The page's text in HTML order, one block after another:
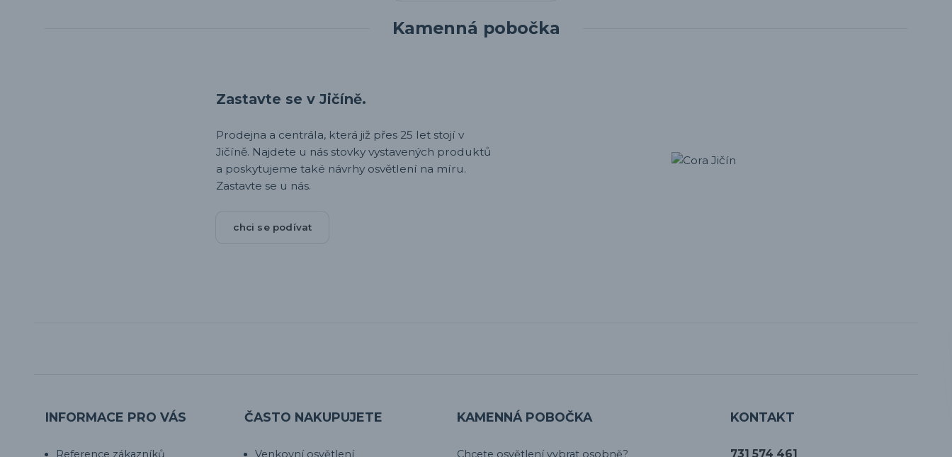
Kamenná pobočka
Zastavte se v Jičíně.
Prodejna a centrála, která již přes 25 let stojí v
Jičíně. Najdete u nás stovky vystavených produktů
a poskytujeme také návrhy osvětlení na míru.
Zastavte se u nás.
chci se podívat
INFORMACE PRO VÁS
Reference zákazníků
ČASTO NAKUPUJETE
Venkovní osvětlení
KAMENNÁ POBOČKA
Chcete osvětlení vybrat osobně?
KONTAKT
731 574 461